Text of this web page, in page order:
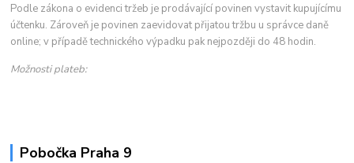
Podle zákona o evidenci tržeb je prodávající povinen vystavit kupujícímu
účtenku. Zároveň je povinen zaevidovat přijatou tržbu u správce daně
online; v případě technického výpadku pak nejpozději do 48 hodin.
Možnosti plateb:
Pobočka Praha 9